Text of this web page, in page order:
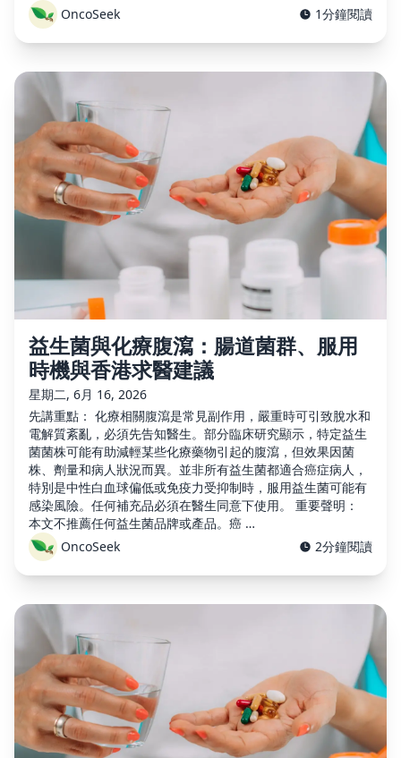
OncoSeek
1分鐘閱讀
益生菌與化療腹瀉：腸道菌群、服用
時機與香港求醫建議
星期二, 6月 16, 2026
先講重點： 化療相關腹瀉是常見副作用，嚴重時可引致脫水和
電解質紊亂，必須先告知醫生。部分臨床研究顯示，特定益生
菌菌株可能有助減輕某些化療藥物引起的腹瀉，但效果因菌
株、劑量和病人狀況而異。並非所有益生菌都適合癌症病人，
特別是中性白血球偏低或免疫力受抑制時，服用益生菌可能有
感染風險。任何補充品必須在醫生同意下使用。 重要聲明：
本文不推薦任何益生菌品牌或產品。癌 …
OncoSeek
2分鐘閱讀
×